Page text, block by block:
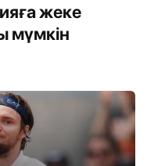
жеке
мүмкін